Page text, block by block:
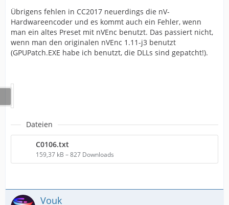
Übrigens fehlen in CC2017 neuerdings die nV-
Hardwareencoder und es kommt auch ein Fehler, wenn
man ein altes Preset mit nVEnc benutzt. Das passiert nicht,
wenn man den originalen nVEnc 1.11-j3 benutzt
(GPUPatch.EXE habe ich benutzt, die DLLs sind gepatcht!).
Dateien
C0106.txt
159,37 kB – 827 Downloads
Vouk